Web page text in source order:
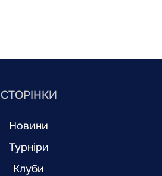
СТОРІНКИ
Новини
Турніри
Клуби